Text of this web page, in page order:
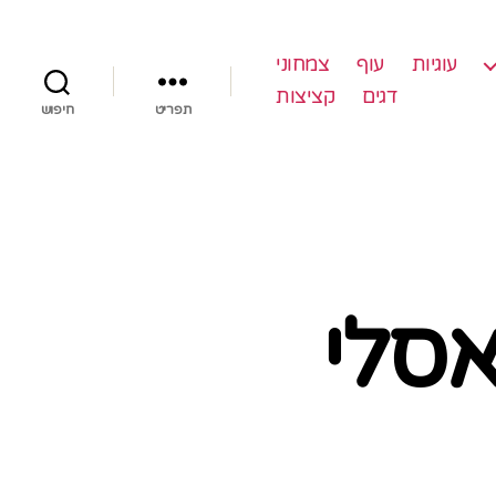
עוגיות עוף
צמחוני
דגים
קציצות
תפריט חיפוש